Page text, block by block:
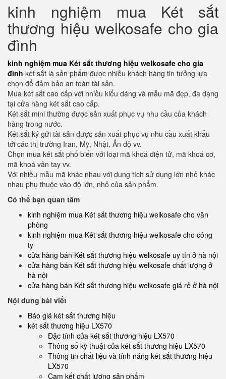
kinh nghiệm mua Két sắt
thương hiệu welkosafe cho gia
đình
kinh nghiệm mua Két sắt thương hiệu welkosafe cho gia
đình két sắt là sản phẩm được nhiều khách hàng tin tưởng lựa
chọn để đảm bảo an toàn tài sản.
Mua két sắt cao cấp với nhiều kiểu dáng và mẫu mã đẹp, đa dạng
tại cửa hàng két sắt cao cấp.
Két sắt mini thường được sản xuất phục vụ nhu cầu của khách
hàng trong nước.
Két sắt ký gửi tài sản được sản xuất phục vụ nhu cầu xuất khẩu
tới các thị trường Iran, Mỹ, Nhật, Ấn độ vv.
Chọn mua két sắt phổ biến với loại mã khoá điện tử, mã khoá cơ,
mã khoá vân tay vv.
Với nhiều mẫu mã khác nhau với dung tích sử dụng lớn nhỏ khác
nhau phụ thuộc vào độ lớn, nhỏ của sản phẩm.
Có thể bạn quan tâm
kinh nghiệm mua Két sắt thương hiệu welkosafe cho văn
phòng
kinh nghiệm mua Két sắt thương hiệu welkosafe cho công
ty
cửa hàng bán Két sắt thương hiệu welkosafe uy tín ở hà nội
cửa hàng bán Két sắt thương hiệu welkosafe chất lượng ở
hà nội
cửa hàng bán Két sắt thương hiệu welkosafe giá rẻ ở hà nội
Nội dung bài viết
Báo giá két sắt thương hiệu
két sắt thương hiệu LX570
Đặc tính của két sắt thương hiệu LX570
Thông số kỹ thuật của két sắt thương hiệu LX570
Thông tin chất liệu và tính năng két sắt thương hiệu
LX570
Cam kết chất lượng sản phẩm